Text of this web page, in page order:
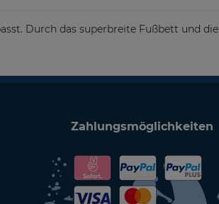
Durch das superbreite Fußbett und die
Zahlungsmöglichkeiten